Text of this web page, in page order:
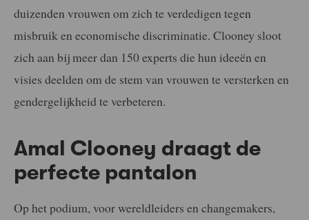
duizenden vrouwen om zich te verdedigen tegen
misbruik en economische discriminatie. Clooney sloot
zich aan bij meer dan 150 experts die hun ideeën en
visies deelden om de stem van vrouwen te versterken en
gendergelijkheid te verbeteren.
Amal Clooney draagt de
perfecte pantalon
Op het podium, voor wereldleiders en changemakers,